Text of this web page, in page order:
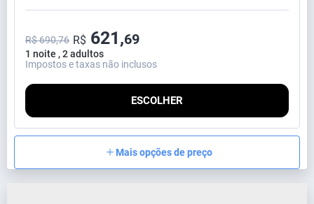
1 noite , 2 adultos
R$ 690,76 R$ 621,69
Impostos e taxas não inclusos
ESCOLHER
Mais opções de preço